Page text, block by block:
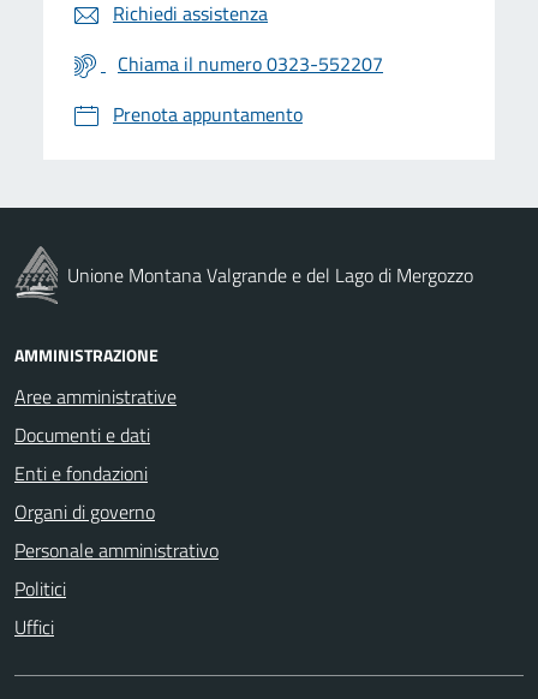
Richiedi assistenza
Chiama il numero 0323-552207
Prenota appuntamento
Unione Montana Valgrande e del Lago di Mergozzo
AMMINISTRAZIONE
Aree amministrative
Documenti e dati
Enti e fondazioni
Organi di governo
Personale amministrativo
Politici
Uffici